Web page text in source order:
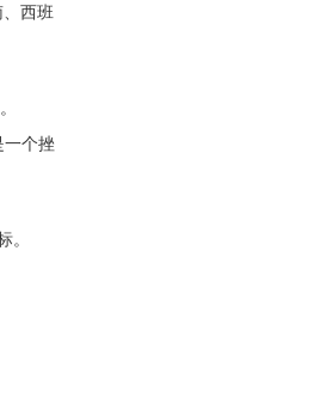
西班
个挫
。